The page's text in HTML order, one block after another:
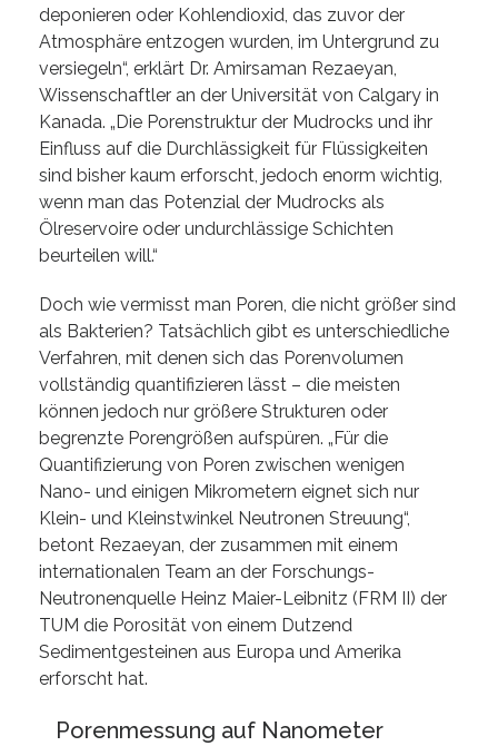
deponieren oder Kohlendioxid, das zuvor der
Atmosphäre entzogen wurden, im Untergrund zu
versiegeln“, erklärt Dr. Amirsaman Rezaeyan,
Wissenschaftler an der Universität von Calgary in
Kanada. „Die Porenstruktur der Mudrocks und ihr
Einfluss auf die Durchlässigkeit für Flüssigkeiten
sind bisher kaum erforscht, jedoch enorm wichtig,
wenn man das Potenzial der Mudrocks als
Ölreservoire oder undurchlässige Schichten
beurteilen will.“
Doch wie vermisst man Poren, die nicht größer sind
als Bakterien? Tatsächlich gibt es unterschiedliche
Verfahren, mit denen sich das Porenvolumen
vollständig quantifizieren lässt – die meisten
können jedoch nur größere Strukturen oder
begrenzte Porengrößen aufspüren. „Für die
Quantifizierung von Poren zwischen wenigen
Nano- und einigen Mikrometern eignet sich nur
Klein- und Kleinstwinkel Neutronen Streuung“,
betont Rezaeyan, der zusammen mit einem
internationalen Team an der Forschungs-
Neutronenquelle Heinz Maier-Leibnitz (FRM II) der
TUM die Porosität von einem Dutzend
Sedimentgesteinen aus Europa und Amerika
erforscht hat.
Porenmessung auf Nanometer